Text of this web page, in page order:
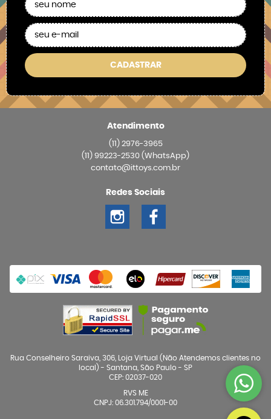
CADASTRAR
Atendimento
(11)2976-3965
(11) 99223-2530 (WhatsApp)
contato@ittoys.com.br
Redes Sociais
Rua Conselheiro Saraiva, 306, Loja Virtual (Não Atendemos clientes no
local) - Santana, São Paulo - SP
CEP: 02037-020
RVS ME
CNPJ: 06.301.794/0001-00